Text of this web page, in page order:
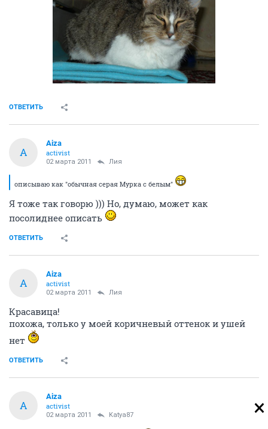
ОТВЕТИТЬ
A
Aiza
activist
02 марта 2011 Лия
описываю как "обычная серая Мурка с белым"
Я тоже так говорю ))) Но, думаю, может как
посолиднее описать
ОТВЕТИТЬ
A
Aiza
activist
02 марта 2011 Лия
Красавица!
похожа, только у моей коричневый оттенок и ушей
нет
ОТВЕТИТЬ
A
Aiza
activist
02 марта 2011 Katya87